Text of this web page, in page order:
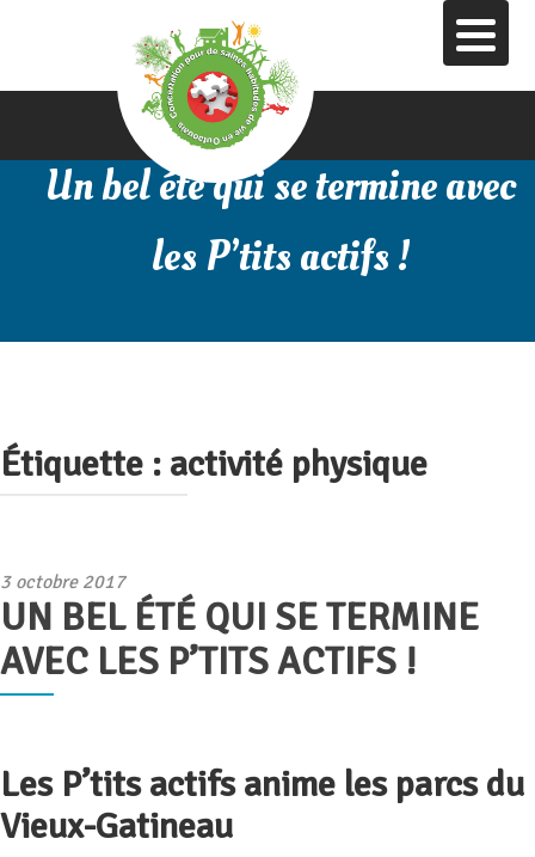
Un bel été qui se termine avec
les P’tits actifs !
Étiquette : activité physique
Publié
le
3 octobre 2017
UN BEL ÉTÉ QUI SE TERMINE
AVEC LES P’TITS ACTIFS !
Les P’tits actifs anime les parcs du
Vieux-Gatineau